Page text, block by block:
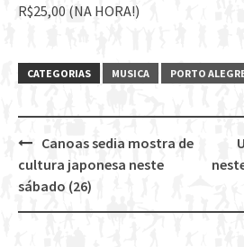
R$25,00 (NA HORA!)
CATEGORIAS MUSICA PORTO
Post
navigation
Canoas sedia mostra de
cultura japonesa neste
sábado (26)